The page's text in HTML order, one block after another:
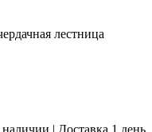
лестница